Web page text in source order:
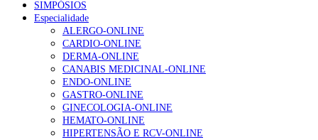
Enfermagem Forense. “Da urgência ao tribunal, cada
gesto conta e cada profissional faz a diferença”
203 visualizações
1.º Episódio do Podcast “Frequência Cardio – Sintoniza-
te na Insuficiência Cardíaca” da Bayer
169 visualizações
SIMPÓSIOS
Especialidade
ALERGO-ONLINE
CARDIO-ONLINE
DERMA-ONLINE
CANABIS MEDICINAL-ONLINE
ENDO-ONLINE
GASTRO-ONLINE
GINECOLOGIA-ONLINE
HEMATO-ONLINE
HIPERTENSÃO E RCV-ONLINE